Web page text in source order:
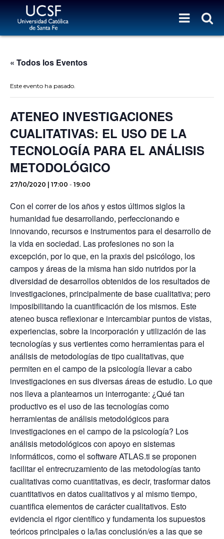
« Todos los Eventos
Este evento ha pasado.
ATENEO INVESTIGACIONES
CUALITATIVAS: EL USO DE LA
TECNOLOGÍA PARA EL ANÁLISIS
METODOLÓGICO
27/10/2020 | 17:00 - 19:00
Con el correr de los años y estos últimos siglos la
humanidad fue desarrollando, perfeccionando e
innovando, recursos e instrumentos para el desarrollo de
la vida en sociedad. Las profesiones no son la
excepción, por lo que, en la praxis del psicólogo, los
campos y áreas de la misma han sido nutridos por la
diversidad de desarrollos obtenidos de los resultados de
investigaciones, principalmente de base cualitativa; pero
imposibilitando la cuantificación de los mismos. Este
ateneo busca reflexionar e intercambiar puntos de vistas,
experiencias, sobre la incorporación y utilización de las
tecnologías y sus vertientes como herramientas para el
análisis de metodologías de tipo cualitativas, que
permiten en el campo de la psicología llevar a cabo
investigaciones en sus diversas áreas de estudio. Lo que
nos lleva a plantearnos un interrogante: ¿Qué tan
productivo es el uso de las tecnologías como
herramientas de análisis metodológicos para
investigaciones en el campo de la psicología? Los
análisis metodológicos con apoyo en sistemas
informáticos, como el software ATLAS.ti se proponen
facilitar el entrecruzamiento de las metodologías tanto
cualitativas como cuantitativas, es decir, trasformar datos
cuantitativos en datos cualitativos y al mismo tiempo,
cuantifica elementos de carácter cualitativos. Esto
evidencia el rigor científico y fundamenta los supuestos
teóricos principales o la/las conclusión/es a las que se